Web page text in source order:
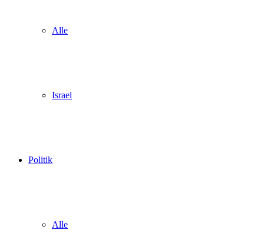
Alle
Israel
Politik
Alle